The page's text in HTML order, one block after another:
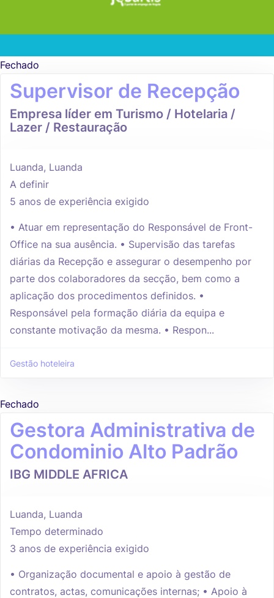
Fechado
Supervisor de Recepção
Empresa líder em Turismo / Hotelaria /
Lazer / Restauração
Luanda, Luanda
A definir
5 anos de experiência exigido
• Atuar em representação do Responsável de Front-
Office na sua ausência. • Supervisão das tarefas
diárias da Recepção e assegurar o desempenho por
parte dos colaboradores da secção, bem como a
aplicação dos procedimentos definidos. •
Responsável pela formação diária da equipa e
constante motivação da mesma. • Respon...
Gestão hoteleira
Fechado
Gestora Administrativa de
Condominio Alto Padrão
IBG MIDDLE AFRICA
Luanda, Luanda
Tempo determinado
3 anos de experiência exigido
• Organização documental e apoio à gestão de
contratos, actas, comunicações internas; • Apoio à